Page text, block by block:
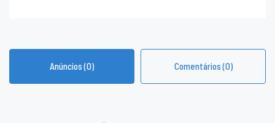
Anúncios (0) Comentários (0)